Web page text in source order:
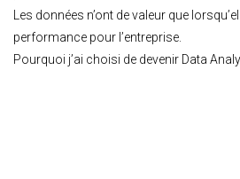
Les données n’ont de valeur que
performance pour l’entreprise.
Pourquoi j’ai choisi de devenir Data